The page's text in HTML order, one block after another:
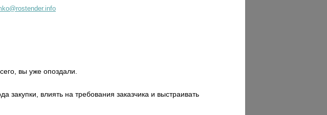
вы уже опоздали.
влиять на требования заказчика и выстраивать